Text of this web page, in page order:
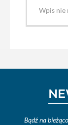
Wpis nie
Bądź na